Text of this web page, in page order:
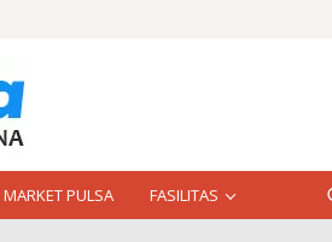
PULSA FASILITAS